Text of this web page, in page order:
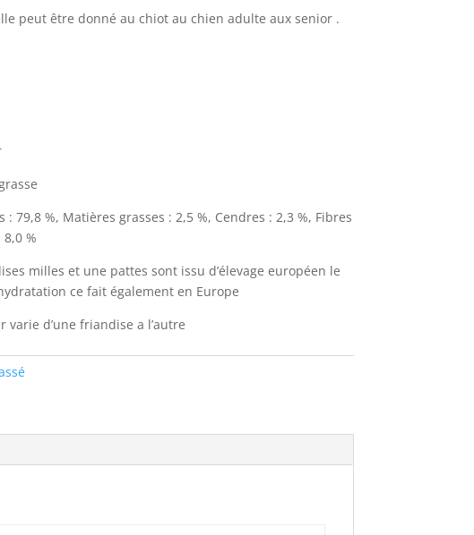
peut être donné au chiot au chien adulte aux senior .
: 79,8 %, Matières grasses : 2,5 %, Cendres : 2,3 %, Fibres
%
milles et une pattes sont issu d’élevage européen le
ce fait également en Europe
varie d’une friandise a l’autre